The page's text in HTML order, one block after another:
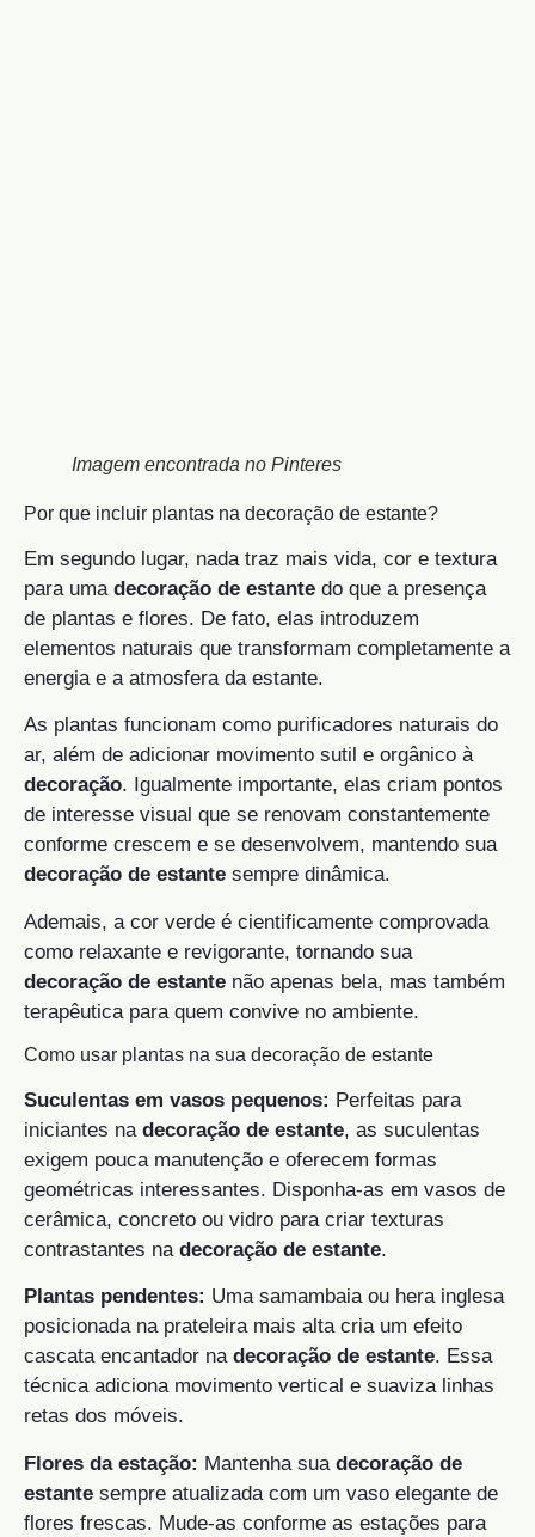
Imagem encontrada no Pinteres
Por que incluir plantas na decoração de estante?
Em segundo lugar, nada traz mais vida, cor e textura
para uma decoração de estante do que a presença
de plantas e flores. De fato, elas introduzem
elementos naturais que transformam completamente a
energia e a atmosfera da estante.
As plantas funcionam como purificadores naturais do
ar, além de adicionar movimento sutil e orgânico à
decoração. Igualmente importante, elas criam pontos
de interesse visual que se renovam constantemente
conforme crescem e se desenvolvem, mantendo sua
decoração de estante sempre dinâmica.
Ademais, a cor verde é cientificamente comprovada
como relaxante e revigorante, tornando sua
decoração de estante não apenas bela, mas também
terapêutica para quem convive no ambiente.
Como usar plantas na sua decoração de estante
Suculentas em vasos pequenos: Perfeitas para
iniciantes na decoração de estante, as suculentas
exigem pouca manutenção e oferecem formas
geométricas interessantes. Disponha-as em vasos de
cerâmica, concreto ou vidro para criar texturas
contrastantes na decoração de estante.
Plantas pendentes: Uma samambaia ou hera inglesa
posicionada na prateleira mais alta cria um efeito
cascata encantador na decoração de estante. Essa
técnica adiciona movimento vertical e suaviza linhas
retas dos móveis.
Flores da estação: Mantenha sua decoração de
estante sempre atualizada com um vaso elegante de
flores frescas. Mude-as conforme as estações para